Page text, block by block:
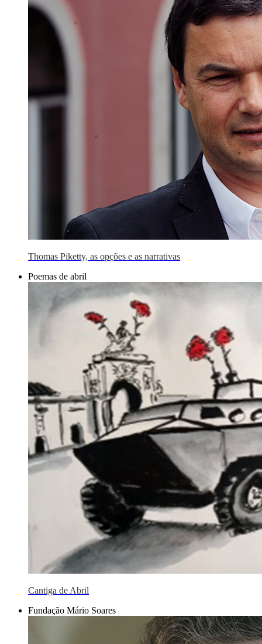
Thomas Piketty, as opções e as narrativas
Poemas de abril
Cantiga de Abril
Fundação Mário Soares